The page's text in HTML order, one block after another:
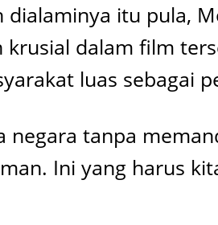
dialaminya itu pula,
dalam film
luas sebagai
negara tanpa
Ini yang harus